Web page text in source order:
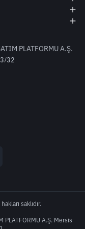
PLATFORMU A.Ş.
32